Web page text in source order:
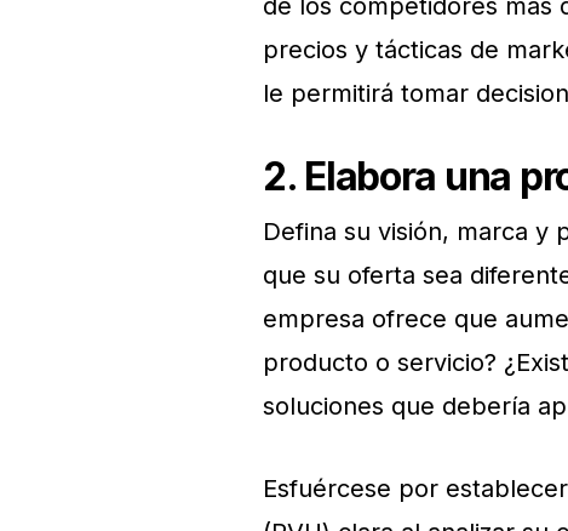
precios y tácticas de
le permitirá tomar
2. Elabora una
Defina su visión, marca y
que su oferta sea
empresa ofrece que
producto o servicio?
soluciones que debería
Esfuércese por